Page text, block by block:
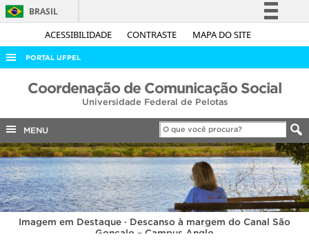
ACESSIBILIDADE CONTRASTE MAPA DO SITE
BRASIL
Simplifique!
Acesso à informação
Legislação
Canais
PORTAL UFPEL
ACESSO À INFORMAÇÃO
COBALTO
CONCURSOS
EDITAIS
INTERNACIONAL
OUVIDORIA
Coordenação de Comunicação Social
Universidade Federal de Pelotas
MENU
Imagem em Destaque · Descanso à margem do Canal São
Gonçalo – Campus Anglo